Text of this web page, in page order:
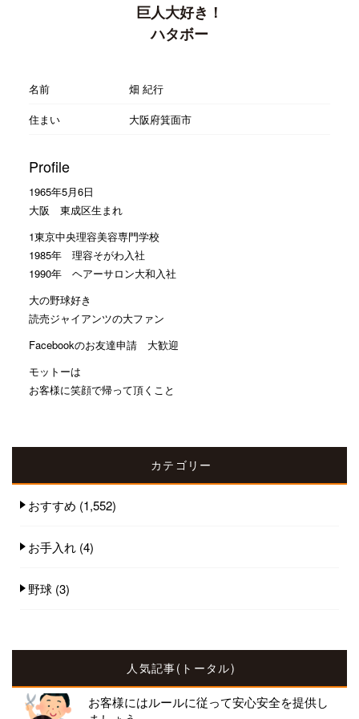
巨人大好き！
ハタボー
名前
畑 紀行
住まい
大阪府箕面市
Profile
1965年5月6日
大阪 東成区生まれ
1東京中央理容美容専門学校
1985年 理容そがわ入社
1990年 ヘアーサロン大和入社
大の野球好き
読売ジャイアンツの大ファン
Facebookのお友達申請 大歓迎
モットーは
お客様に笑顔で帰って頂くこと
カテゴリー
おすすめ (1,552)
お手入れ (4)
野球 (3)
人気記事(トータル)
お客様にはルールに従って安心安全を提供し